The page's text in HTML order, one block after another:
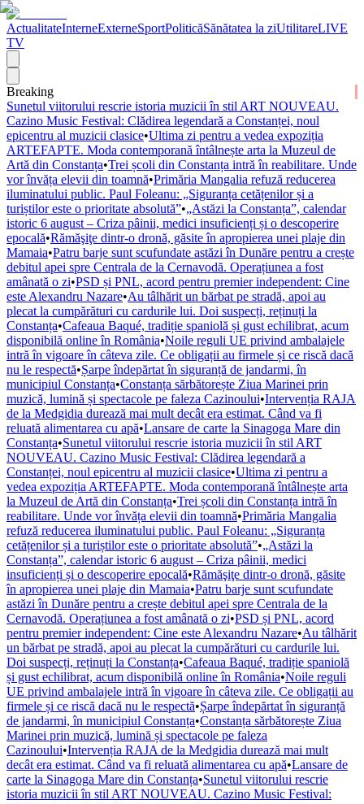
ActualitateInterneExterneSportPoliticăSănătatea la ziUtilitareLIVE
TV
Breaking
Sunetul viitorului rescrie istoria muzicii în stil ART NOUVEAU.
Cazino Music Festival: Clădirea legendară a Constanței, noul
epicentru al muzicii clasice•Ultima zi pentru a vedea expoziția
ARTEFAPTE. Moda contemporană întâlnește arta la Muzeul de
Artă din Constanța•Trei școli din Constanța intră în reabilitare. Unde
vor învăța elevii din toamnă•Primăria Mangalia refuză reducerea
iluminatului public. Paul Foleanu: „Siguranța cetățenilor și a
turiștilor este o prioritate absolută”•„Astăzi la Constanța”, calendar
istoric 6 august – Criza pâinii, medici insuficienți și o descoperire
epocală•Rămăşiţe dintr-o dronă, găsite în apropierea unei plaje din
Mamaia•Patru barje sunt scufundate astăzi în Dunăre pentru a crește
debitul apei spre Centrala de la Cernavodă. Operațiunea a fost
amânată o zi•PSD și PNL, acord pentru premier independent: Cine
este Alexandru Nazare•Au tâlhărit un bărbat pe stradă, apoi au
plecat la cumpărături cu cardurile lui. Doi suspecți, reținuți la
Constanța•Cafeaua Baqué, tradiție spaniolă și gust echilibrat, acum
disponibilă online în România•Noile reguli UE privind ambalajele
intră în vigoare în câteva zile. Ce obligații au firmele și ce riscă dacă
nu le respectă•Șarpe îndepărtat în siguranță de jandarmi, în
municipiul Constanța•Constanța sărbătorește Ziua Marinei prin
muzică, lumină și spectacole pe faleza Cazinoului•Intervenția RAJA
de la Medgidia durează mai mult decât era estimat. Când va fi
reluată alimentarea cu apă•Lansare de carte la Sinagoga Mare din
Constanța•Sunetul viitorului rescrie istoria muzicii în stil ART
NOUVEAU. Cazino Music Festival: Clădirea legendară a
Constanței, noul epicentru al muzicii clasice•Ultima zi pentru a
vedea expoziția ARTEFAPTE. Moda contemporană întâlnește arta
la Muzeul de Artă din Constanța•Trei școli din Constanța intră în
reabilitare. Unde vor învăța elevii din toamnă•Primăria Mangalia
refuză reducerea iluminatului public. Paul Foleanu: „Siguranța
cetățenilor și a turiștilor este o prioritate absolută”•„Astăzi la
Constanța”, calendar istoric 6 august – Criza pâinii, medici
insuficienți și o descoperire epocală•Rămăşiţe dintr-o dronă, găsite
în apropierea unei plaje din Mamaia•Patru barje sunt scufundate
astăzi în Dunăre pentru a crește debitul apei spre Centrala de la
Cernavodă. Operațiunea a fost amânată o zi•PSD și PNL, acord
pentru premier independent: Cine este Alexandru Nazare•Au tâlhărit
un bărbat pe stradă, apoi au plecat la cumpărături cu cardurile lui.
Doi suspecți, reținuți la Constanța•Cafeaua Baqué, tradiție spaniolă
și gust echilibrat, acum disponibilă online în România•Noile reguli
UE privind ambalajele intră în vigoare în câteva zile. Ce obligații au
firmele și ce riscă dacă nu le respectă•Șarpe îndepărtat în siguranță
de jandarmi, în municipiul Constanța•Constanța sărbătorește Ziua
Marinei prin muzică, lumină și spectacole pe faleza
Cazinoului•Intervenția RAJA de la Medgidia durează mai mult
decât era estimat. Când va fi reluată alimentarea cu apă•Lansare de
carte la Sinagoga Mare din Constanța•Sunetul viitorului rescrie
istoria muzicii în stil ART NOUVEAU. Cazino Music Festival: